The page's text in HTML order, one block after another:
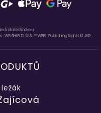
related indicia
SHIELD: © & ™ WBEI. Publishing Rights © JKR.